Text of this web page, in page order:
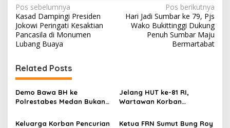
N
a
v
i
g
a
s
i
p
Pos sebelumnya
Kasad Dampingi Presiden
Jokowi Peringati Kesaktian
Pancasila di Monumen
Lubang Buaya
Pos berikutnya
Hari Jadi Sumbar ke 79, Pjs
Wako Bukittinggi Dukung
Penuh Sumbar Maju
Bermartabat
Related Posts
Demo Bawa BH ke
Polrestabes Medan Bukan
Pun, Melainkan Simbol Kritik
Jelang HUT ke-81 RI,
Wartawan Korban
Polisi Menangkap Pelaku
Keluarga Korban Pencurian
Ketua FRN Sumut Bung Roy